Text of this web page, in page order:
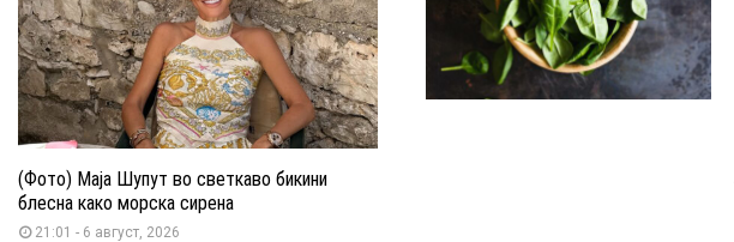
(Фото) Маја Шупут во светкаво бикини
блесна како морска сирена
21:01 - 6 август, 2026